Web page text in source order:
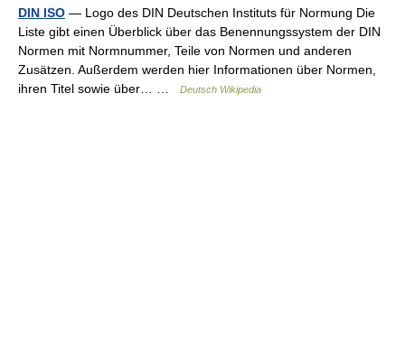
DIN ISO — Logo des DIN Deutschen Instituts für Normung Die
Liste gibt einen Überblick über das Benennungssystem der DIN
Normen mit Normnummer, Teile von Normen und anderen
Zusätzen. Außerdem werden hier Informationen über Normen,
ihren Titel sowie über… …
Deutsch Wikipedia